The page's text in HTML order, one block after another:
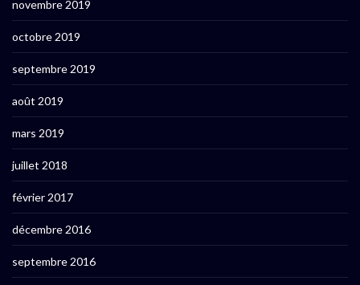
novembre 2019
octobre 2019
septembre 2019
août 2019
mars 2019
juillet 2018
février 2017
décembre 2016
septembre 2016